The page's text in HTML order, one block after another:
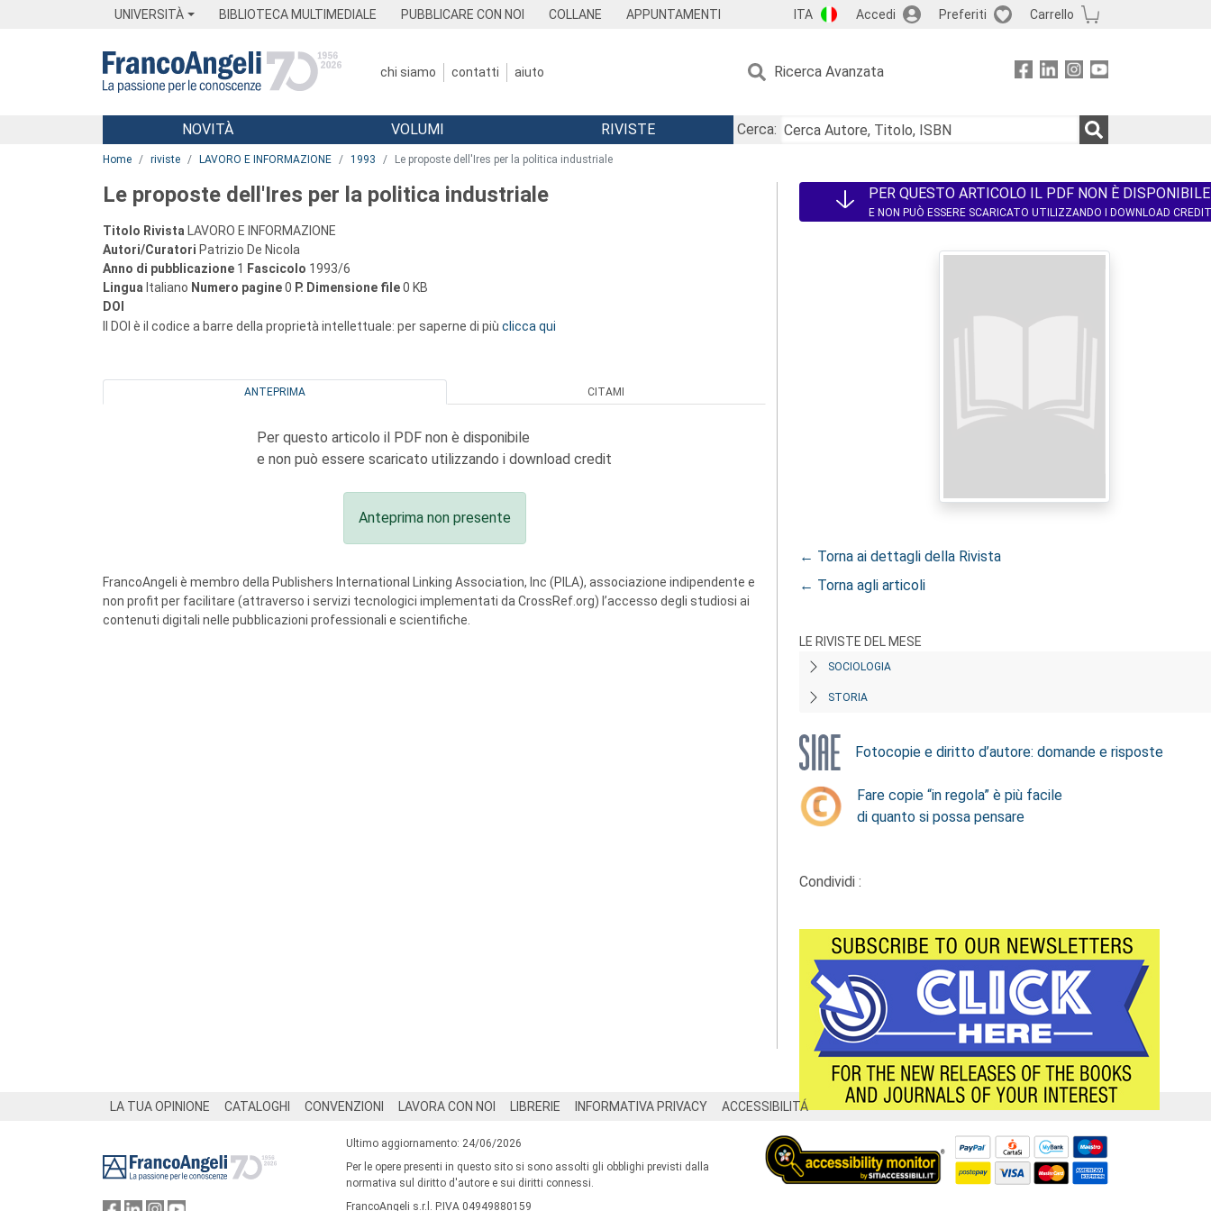
UNIVERSITÀ BIBLIOTECA MULTIMEDIALE PUBBLICARE CON NOI COLLANE APPUNTAMENTI ITA Accedi Preferiti Carrello
chi siamo contatti aiuto Ricerca Avanzata
Menu
NOVITÀ VOLUMI RIVISTE
Cerca:
Home riviste LAVORO E INFORMAZIONE 1993 Le proposte dell'Ires per la politica industriale
Le proposte dell'Ires per la politica industriale
Titolo Rivista LAVORO E INFORMAZIONE
Autori/Curatori Patrizio De Nicola
Anno di pubblicazione 1 Fascicolo 1993/6
Lingua Italiano Numero pagine0 P. Dimensione file0 KB
DOI
Il DOI è il codice a barre della proprietà intellettuale: per saperne di più clicca qui
ANTEPRIMA CITAMI
Per questo articolo il PDF non è disponibile
e non può essere scaricato utilizzando i download credit
Anteprima non presente
FrancoAngeli è membro della Publishers International Linking Association, Inc (PILA), associazione indipendente e
non profit per facilitare (attraverso i servizi tecnologici implementati da CrossRef.org) l’accesso degli studiosi ai
contenuti digitali nelle pubblicazioni professionali e scientifiche.
PER QUESTO ARTICOLO IL PDF NON È DISPONIBILE
E NON PUÒ ESSERE SCARICATO UTILIZZANDO I DOWNLOAD CREDIT
← Torna ai dettagli della Rivista
← Torna agli articoli
LE RIVISTE DEL MESE
SOCIOLOGIA
STORIA
Fotocopie e diritto d’autore: domande e risposte
Fare copie “in regola” è più facile
di quanto si possa pensare
Condividi :
LA TUA OPINIONE CATALOGHI CONVENZIONI LAVORA CON NOI LIBRERIE INFORMATIVA PRIVACY ACCESSIBILITÁ
Ultimo aggiornamento: 24/06/2026
Per le opere presenti in questo sito si sono assolti gli obblighi previsti dalla
normativa sul diritto d'autore e sui diritti connessi.
FrancoAngeli s.r.l. P.IVA 04949880159